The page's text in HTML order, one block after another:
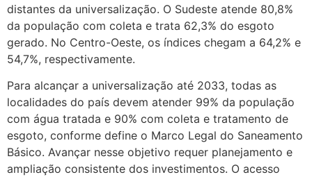
distantes da universalização. O Sudeste atende 80,8%
da população com coleta e trata 62,3% do esgoto
gerado. No Centro-Oeste, os índices chegam a 64,2% e
54,7%, respectivamente.
Para alcançar a universalização até 2033, todas as
localidades do país devem atender 99% da população
com água tratada e 90% com coleta e tratamento de
esgoto, conforme define o Marco Legal do Saneamento
Básico. Avançar nesse objetivo requer planejamento e
ampliação consistente dos investimentos. O acesso